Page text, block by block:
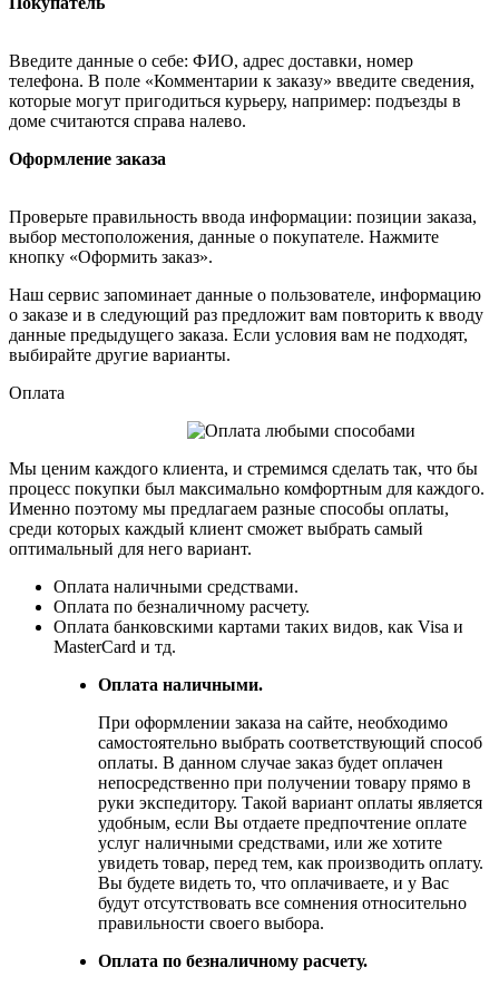
Введите данные о себе: ФИО, адрес доставки, номер
телефона. В поле «Комментарии к заказу» введите сведения,
которые могут пригодиться курьеру, например: подъезды в
доме считаются справа налево.
Оформление заказа
Проверьте правильность ввода информации: позиции заказа,
выбор местоположения, данные о покупателе. Нажмите
кнопку «Оформить заказ».
Наш сервис запоминает данные о пользователе, информацию
о заказе и в следующий раз предложит вам повторить к вводу
данные предыдущего заказа. Если условия вам не подходят,
выбирайте другие варианты.
Оплата
Мы ценим каждого клиента, и стремимся сделать так, что бы
процесс покупки был максимально комфортным для каждого.
Именно поэтому мы предлагаем разные способы оплаты,
среди которых каждый клиент сможет выбрать самый
оптимальный для него вариант.
Оплата наличными средствами.
Оплата по безналичному расчету.
Оплата банковскими картами таких видов, как Visa и
MasterCard и тд.
Оплата наличными.
При оформлении заказа на сайте, необходимо
самостоятельно выбрать соответствующий способ
оплаты. В данном случае заказ будет оплачен
непосредственно при получении товару прямо в
руки экспедитору. Такой вариант оплаты является
удобным, если Вы отдаете предпочтение оплате
услуг наличными средствами, или же хотите
увидеть товар, перед тем, как производить оплату.
Вы будете видеть то, что оплачиваете, и у Вас
будут отсутствовать все сомнения относительно
правильности своего выбора.
Оплата по безналичному расчету.